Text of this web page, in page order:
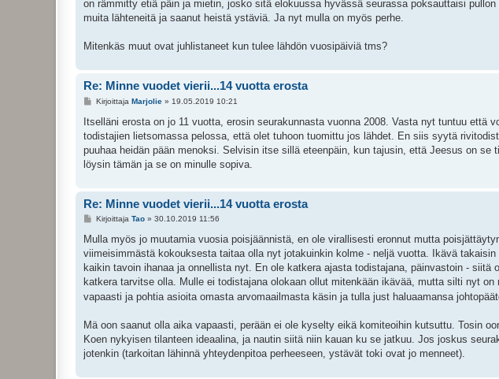
on rämmitty etiä päin ja mietin, josko sitä elokuussa hyvässä seurassa poksauttaisi
muita lähteneitä ja saanut heistä ystäviä. Ja nyt mulla on myös perhe.
Mitenkäs muut ovat juhlistaneet kun tulee lähdön vuosipäiviä tms?
Re: Minne vuodet vierii...14 vuotta erosta
V
e
t
i
Kirjoittaja Marjolie» 19.05.2019 10:21
Itselläni erosta on jo 11 vuotta, erosin seurakunnasta vuonna 2008. Vasta nyt tuntuu että
todistajien lietsomassa pelossa, että olet tuhoon tuomittu jos lähdet. En siis syytä
puuhaa heidän pään menoksi. Selvisin itse sillä eteenpäin, kun tajusin, että Jeesus on
löysin tämän ja se on minulle sopiva.
Re: Minne vuodet vierii...14 vuotta erosta
V
e
t
i
Kirjoittaja Tao» 30.10.2019 11:56
Mulla myös jo muutamia vuosia poisjäännistä, en ole virallisesti eronnut mutta
viimeisimmästä kokouksesta taitaa olla nyt jotakuinkin kolme - neljä vuotta. Ikävä
kaikin tavoin ihanaa ja onnellista nyt. En ole katkera ajasta todistajana, päinvastoin -
katkera tarvitse olla. Mulle ei todistajana olokaan ollut mitenkään ikävää, mutta silti nyt
vapaasti ja pohtia asioita omasta arvomaailmasta käsin ja tulla just haluaamansa
Mä oon saanut olla aika vapaasti, perään ei ole kyselty eikä komiteoihin kutsuttu. Tosin
Koen nykyisen tilanteen ideaalina, ja nautin siitä niin kauan ku se jatkuu. Jos joskus
jotenkin (tarkoitan lähinnä yhteydenpitoa perheeseen, ystävät toki ovat jo menneet).